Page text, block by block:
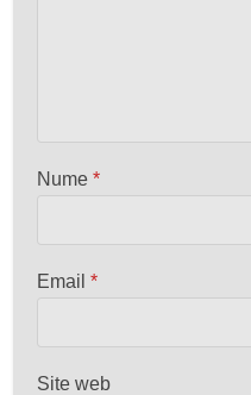
Nume*
Email*
Site web